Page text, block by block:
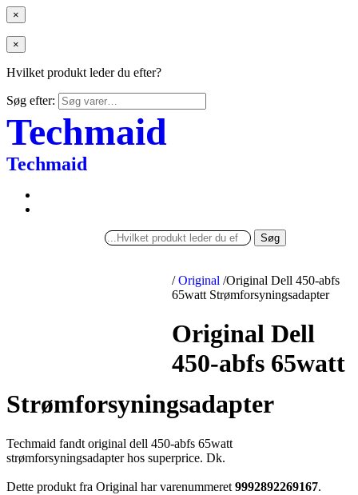
×
×
Hvilket produkt leder du efter?
Søg efter:
Techmaid
Techmaid
Søg
/ Original /Original Dell 450-abfs
65watt Strømforsyningsadapter
Original Dell
450-abfs 65watt
Strømforsyningsadapter
Techmaid fandt original dell 450-abfs 65watt
strømforsyningsadapter hos superprice. Dk.
Dette produkt fra Original har varenummeret 9992892269167.